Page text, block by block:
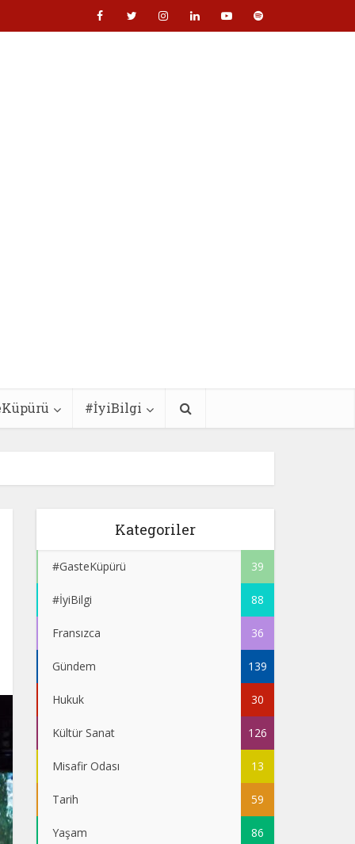
#İyiBilgi
Kategoriler
#GasteKüpürü 39
#İyiBilgi 88
Fransızca 36
Gündem 139
Hukuk 30
Kültür Sanat 126
Misafir Odası 13
Tarih 59
Yaşam 86